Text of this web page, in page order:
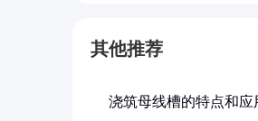
其他推荐
浇筑母线槽的特点和应